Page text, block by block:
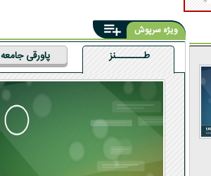
ویژه سرپوش
طــــــــنز پاورقی جامعه